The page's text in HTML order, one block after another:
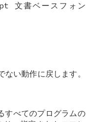
文書ベースフォン
い動作に戻します。
べてのプログラムの